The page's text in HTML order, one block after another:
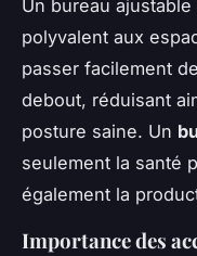
Un bureau
polyvalent aux
passer facilement
debout, réduisant
posture saine. Un
seulement la santé
également la
Importance des